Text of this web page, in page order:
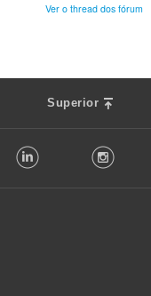
Ver o thread dos fórum
Superior
LinkedIn